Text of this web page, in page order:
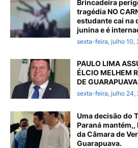
Brincadeira
tragédia NO
estudante cai na
junina e é
sexta-feira, julho 10,
PAULO LIMA
ÉLCIO MELHEM
DE GUARAPUAVA
sexta-feira, julho 24,
Uma decisão do
Paraná
da Câmara de
Guarapuava.